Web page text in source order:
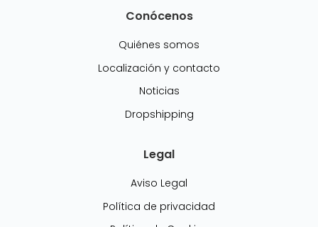
Conócenos
Quiénes somos
Localización y contacto
Noticias
Dropshipping
Legal
Aviso Legal
Política de privacidad